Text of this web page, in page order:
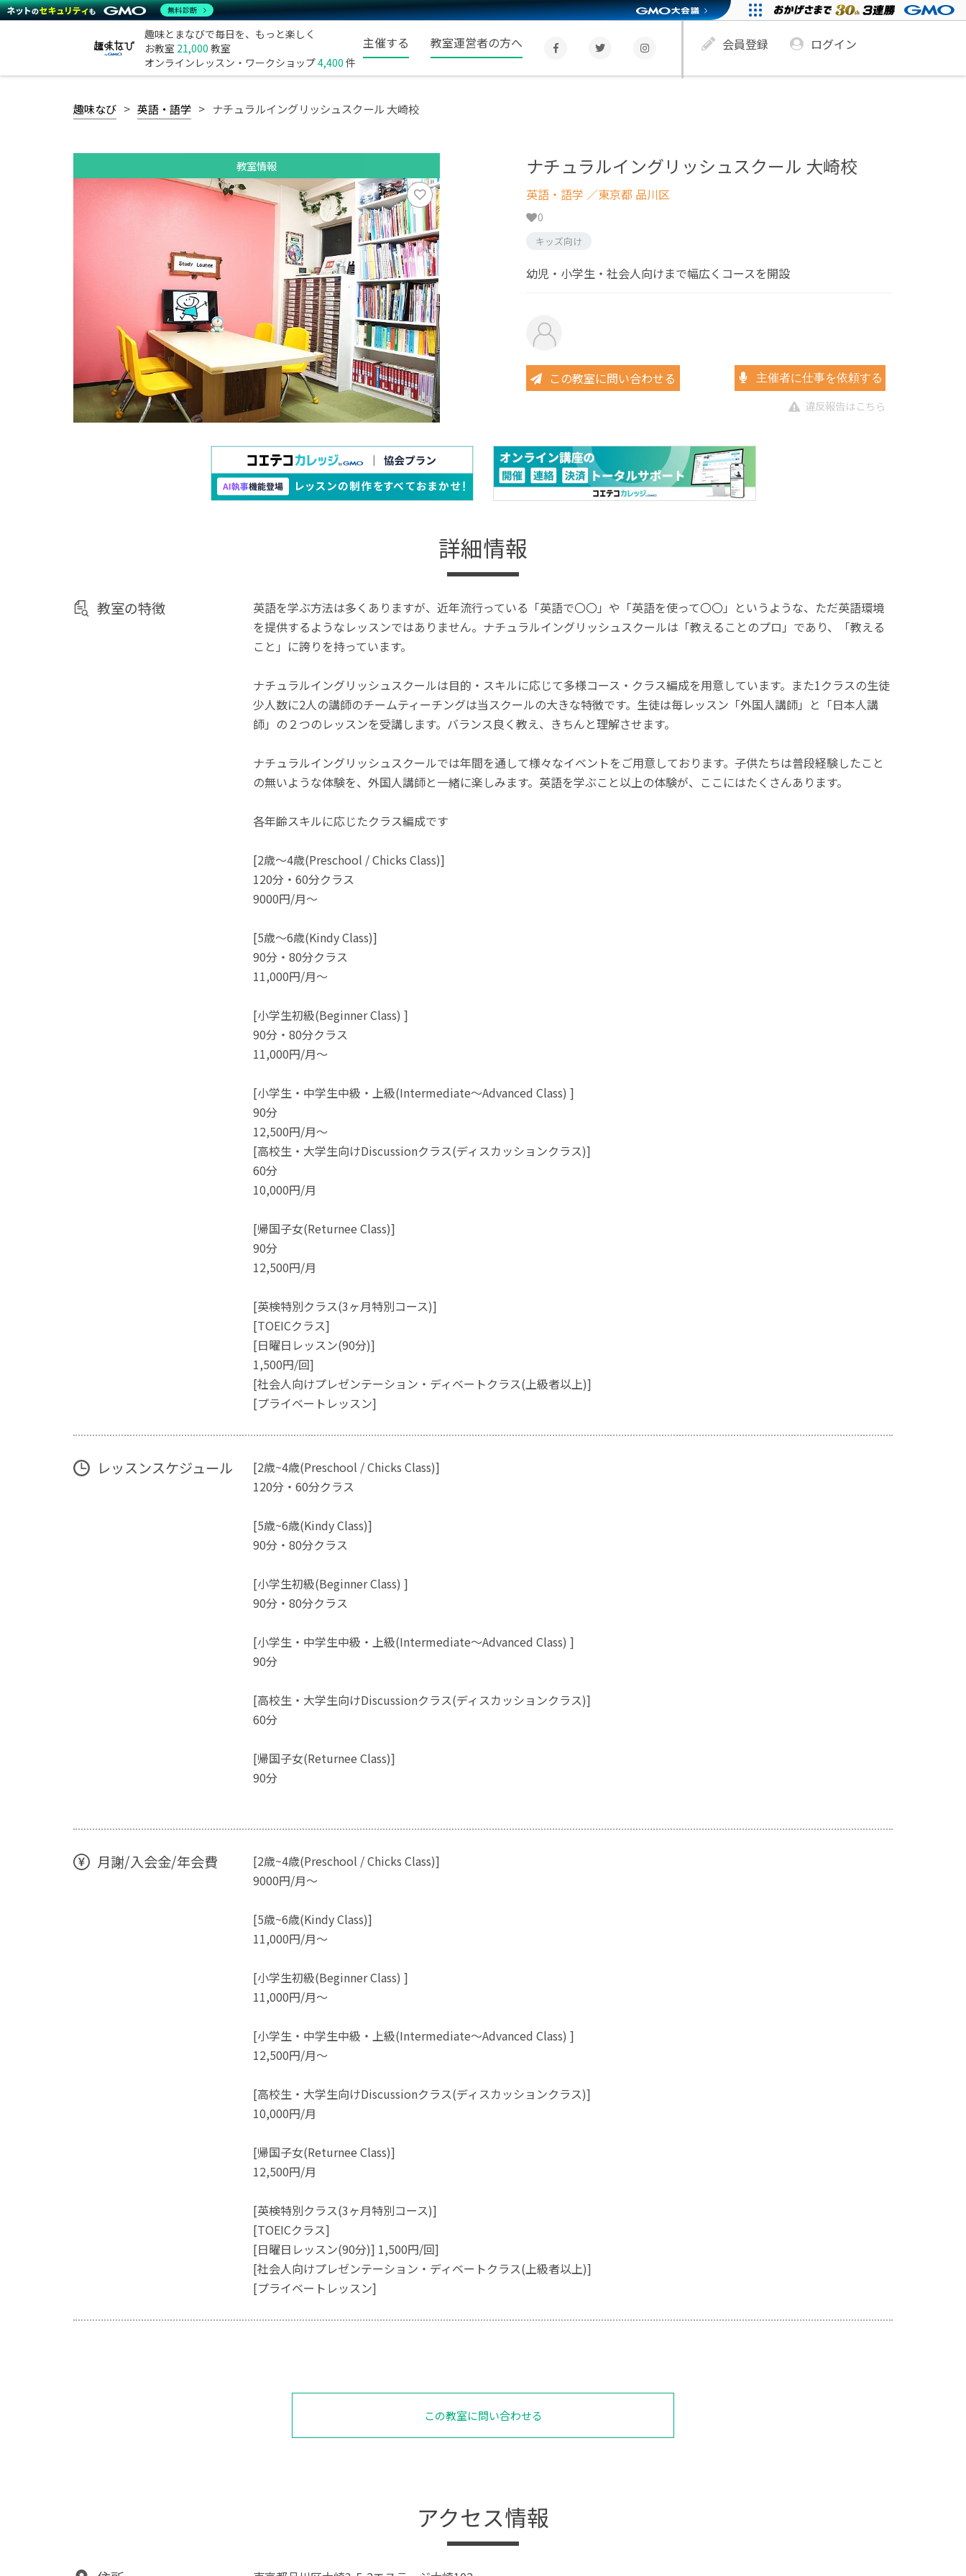
趣味とまなびで毎日を、もっと楽しく
お教室 21,000 教室
オンラインレッスン・ワークショップ4,400 件
主催する 教室運営者の方へ 会員登録 ログイン
趣味なび 英語・語学 ナチュラルイングリッシュスクール 大崎校
教室情報 ナチュラルイングリッシュスクール 大崎校
英語・語学 ／東京都 品川区
0
キッズ向け
幼児・小学生・社会人向けまで幅広くコースを開設
この教室に問い合わせる 主催者に仕事を依頼する
違反報告はこちら
詳細情報
教室の特徴
英語を学ぶ方法は多くありますが、近年流行っている「英語で〇〇」や「英語を使って〇〇」というような、ただ英語環境
を提供するようなレッスンではありません。ナチュラルイングリッシュスクールは「教えることのプロ」であり、「教える
こと」に誇りを持っています。
ナチュラルイングリッシュスクールは目的・スキルに応じて多様コース・クラス編成を用意しています。また1クラスの生徒
少人数に2人の講師のチームティーチングは当スクールの大きな特徴です。生徒は毎レッスン「外国人講師」と「日本人講
師」の２つのレッスンを受講します。バランス良く教え、きちんと理解させます。
ナチュラルイングリッシュスクールでは年間を通して様々なイベントをご用意しております。子供たちは普段経験したこと
の無いような体験を、外国人講師と一緒に楽しみます。英語を学ぶこと以上の体験が、ここにはたくさんあります。
各年齢スキルに応じたクラス編成です
[2歳～4歳(Preschool / Chicks Class)]
120分・60分クラス
9000円/月～
[5歳～6歳(Kindy Class)]
90分・80分クラス
11,000円/月～
[小学生初級(Beginner Class) ]
90分・80分クラス
11,000円/月～
[小学生・中学生中級・上級(Intermediate～Advanced Class) ]
90分
12,500円/月～
[高校生・大学生向けDiscussionクラス(ディスカッションクラス)]
60分
10,000円/月
[帰国子女(Returnee Class)]
90分
12,500円/月
[英検特別クラス(3ヶ月特別コース)]
[TOEICクラス]
[日曜日レッスン(90分)]
1,500円/回]
[社会人向けプレゼンテーション・ディベートクラス(上級者以上)]
[プライベートレッスン]
レッスンスケジュール
[2歳~4歳(Preschool / Chicks Class)]
120分・60分クラス
[5歳~6歳(Kindy Class)]
90分・80分クラス
[小学生初級(Beginner Class) ]
90分・80分クラス
[小学生・中学生中級・上級(Intermediate～Advanced Class) ]
90分
[高校生・大学生向けDiscussionクラス(ディスカッションクラス)]
60分
[帰国子女(Returnee Class)]
90分
月謝/入会金/年会費
[2歳~4歳(Preschool / Chicks Class)]
9000円/月～
[5歳~6歳(Kindy Class)]
11,000円/月～
[小学生初級(Beginner Class) ]
11,000円/月～
[小学生・中学生中級・上級(Intermediate～Advanced Class) ]
12,500円/月～
[高校生・大学生向けDiscussionクラス(ディスカッションクラス)]
10,000円/月
[帰国子女(Returnee Class)]
12,500円/月
[英検特別クラス(3ヶ月特別コース)]
[TOEICクラス]
[日曜日レッスン(90分)] 1,500円/回]
[社会人向けプレゼンテーション・ディベートクラス(上級者以上)]
[プライベートレッスン]
この教室に問い合わせる
アクセス情報
無料診断